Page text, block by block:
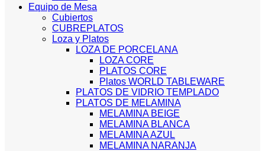
Equipo de Mesa
Cubiertos
CUBREPLATOS
Loza y Platos
LOZA DE PORCELANA
LOZA CORE
PLATOS CORE
Platos WORLD TABLEWARE
PLATOS DE VIDRIO TEMPLADO
PLATOS DE MELAMINA
MELAMINA BEIGE
MELAMINA BLANCA
MELAMINA AZUL
MELAMINA NARANJA